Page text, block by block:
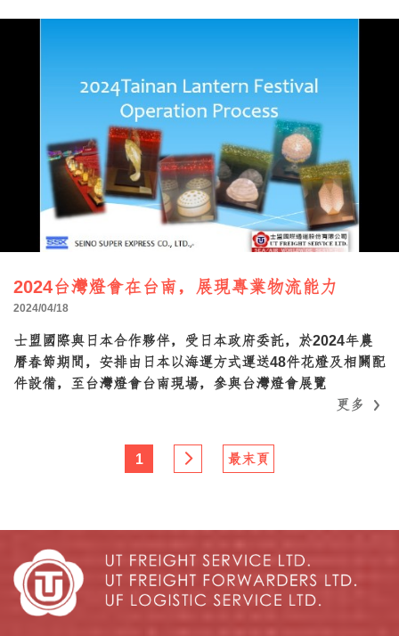
2024台灣燈會在台南，展現專業物流能力
2024/04/18
士盟國際與日本合作夥伴，受日本政府委託，於2024年農
曆春節期間，安排由日本以海運方式運送48件花燈及相關配
件設備，至台灣燈會台南現場，參與台灣燈會展覽
更多
更多
1 最末頁